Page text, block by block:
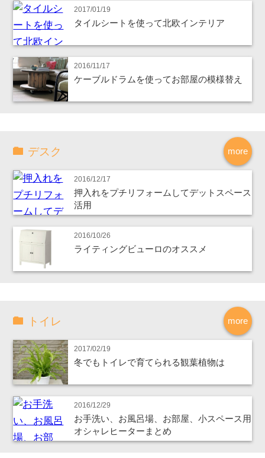
2017/01/19
タイルシートを使って北欧インテリア
2016/11/17
ケーブルドラムを使ってお部屋の模様替え
more
デスク
2016/12/17
押入れをプチリフォームしてデットスペース
活用
2016/10/26
ライティングビューロのオススメ
more
トイレ
2017/02/19
冬でもトイレで育てられる観葉植物は
2016/12/29
お手洗い、お風呂場、お部屋、小スペース用
オシャレヒーターまとめ